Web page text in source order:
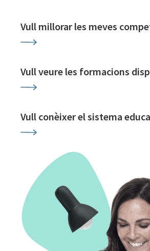
Vull millorar les meves
Vull veure les formacions
Vull conèixer el sistema